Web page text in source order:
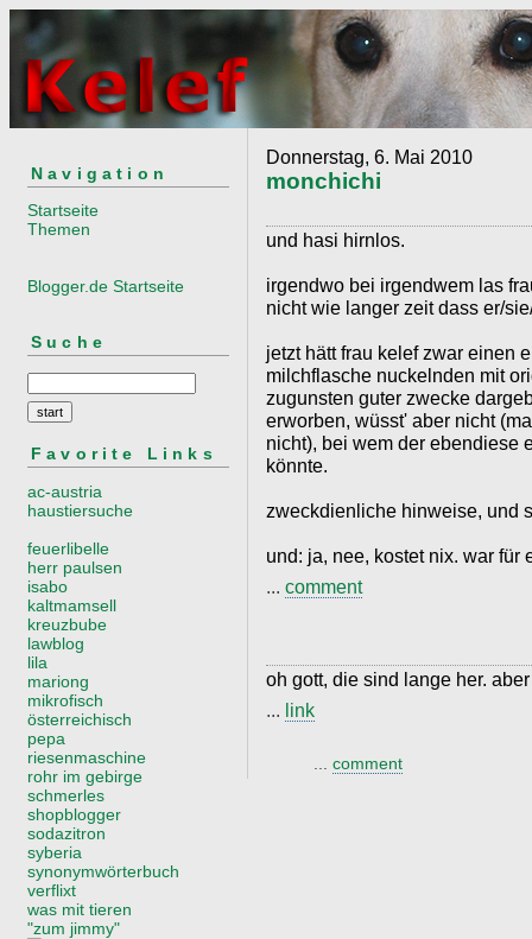
Navigation
Startseite
Themen
Blogger.de Startseite
Suche
Favorite Links
ac-austria
haustiersuche
feuerlibelle
herr paulsen
isabo
kaltmamsell
kreuzbube
lawblog
lila
mariong
mikrofisch
österreichisch
pepa
riesenmaschine
rohr im gebirge
schmerles
shopblogger
sodazitron
syberia
synonymwörterbuch
verflixt
was mit tieren
"zum jimmy"
Donnerstag, 6. Mai 2010
monchichi
und hasi hirnlos.
irgendwo bei irgendwem las
nicht wie langer zeit dass er/
jetzt hätt frau kelef zwar einen
milchflasche nuckelnden mit
zugunsten guter zwecke
erworben, wüsst' aber nicht
nicht), bei wem der ebendiese
könnte.
zweckdienliche hinweise, und
und: ja, nee, kostet nix. war für
... comment
oh gott, die sind lange her.
... link
comment